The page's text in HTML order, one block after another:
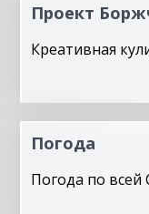
Проект
Креативная
Погода
Погода по всей